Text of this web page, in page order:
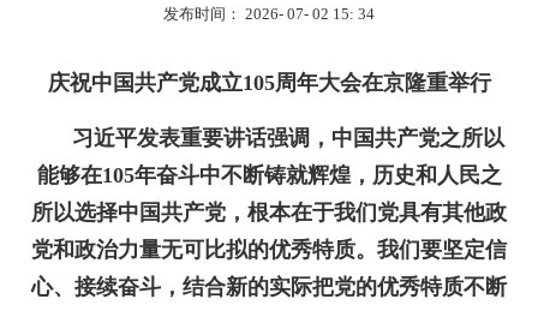
发布时间： 2026- 07- 02 15: 34
庆祝中国共产党成立105周年大会在京隆重举行
习近平发表重要讲话强调，中国共产党之所以
能够在105年奋斗中不断铸就辉煌，历史和人民之
所以选择中国共产党，根本在于我们党具有其他政
党和政治力量无可比拟的优秀特质。我们要坚定信
心、接续奋斗，结合新的实际把党的优秀特质不断